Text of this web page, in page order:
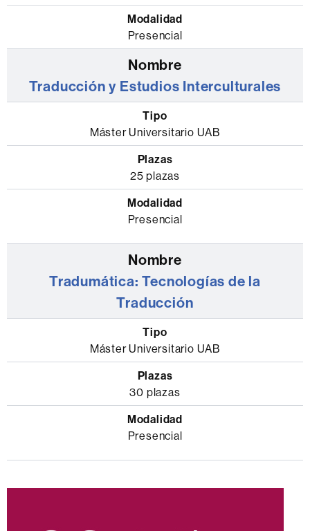
Presencial
Traducción y Estudios Interculturales
Máster Universitario UAB
25 plazas
Presencial
Tradumática: Tecnologías de la
Traducción
Máster Universitario UAB
30 plazas
Presencial
Información